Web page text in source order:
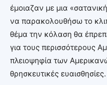
έμοιαζαν με μια
να παρακολουθήσω το
θέμα την κόλαση θα
για τους περισσότερους
πλειοψηφία των
θρησκευτικές ευαισθησίες.